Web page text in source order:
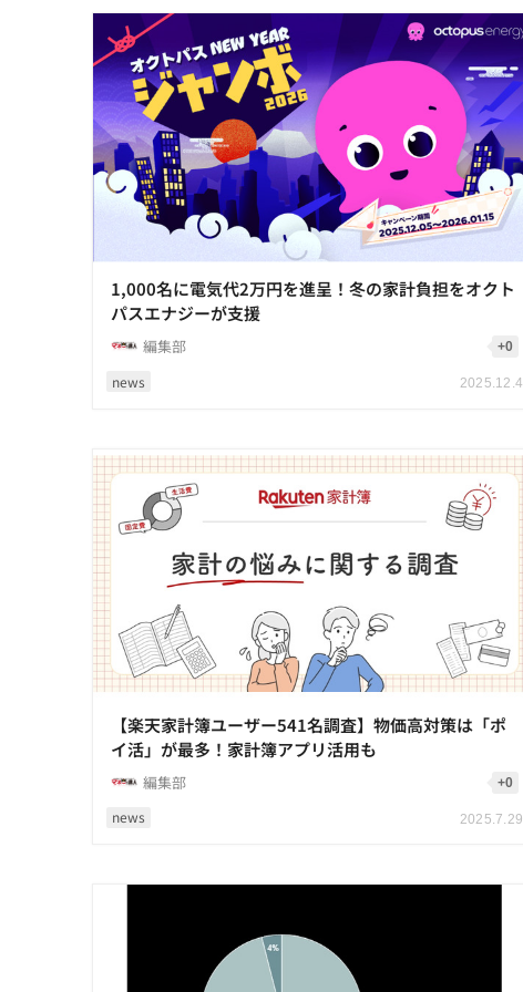
news 2025.12.4
1,000名に電気代2万円を進呈！冬の家計負担をオクト
パスエナジーが支援
編集部 +0
news 2025.7.29
【楽天家計簿ユーザー541名調査】物価高対策は「ポ
イ活」が最多！家計簿アプリ活用も
編集部 +0